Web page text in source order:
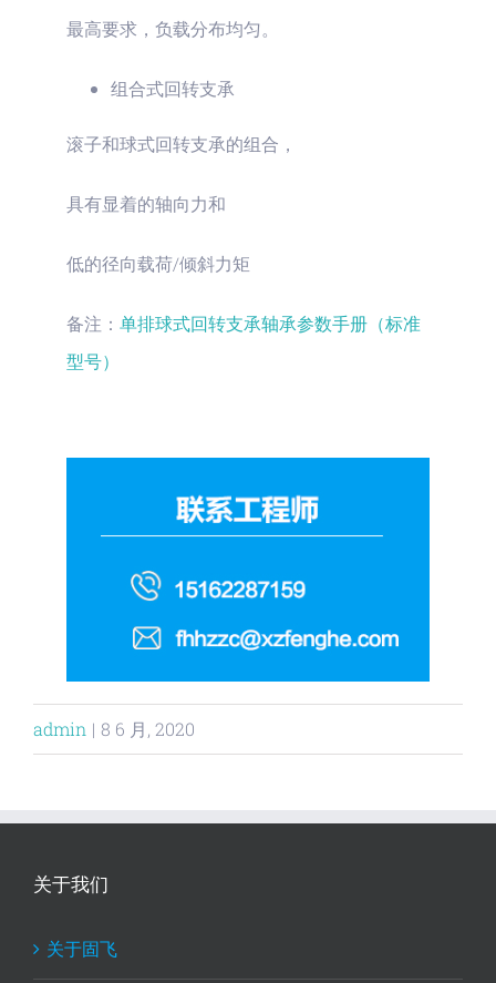
最高要求，负载分布均匀。
组合式回转支承
滚子和球式回转支承的组合，
具有显着的轴向力和
低的径向载荷/倾斜力矩
备注： 单排球式回转支承轴承参数手册（标准
型号）
admin | 8 6 月, 2020
关于我们
关于固飞